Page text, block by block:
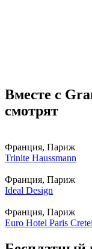
Вместе с
смотрят
Франция, Париж
Trinite Haussmann
Франция, Париж
Ideal Design
Франция, Париж
Euro Hotel Paris